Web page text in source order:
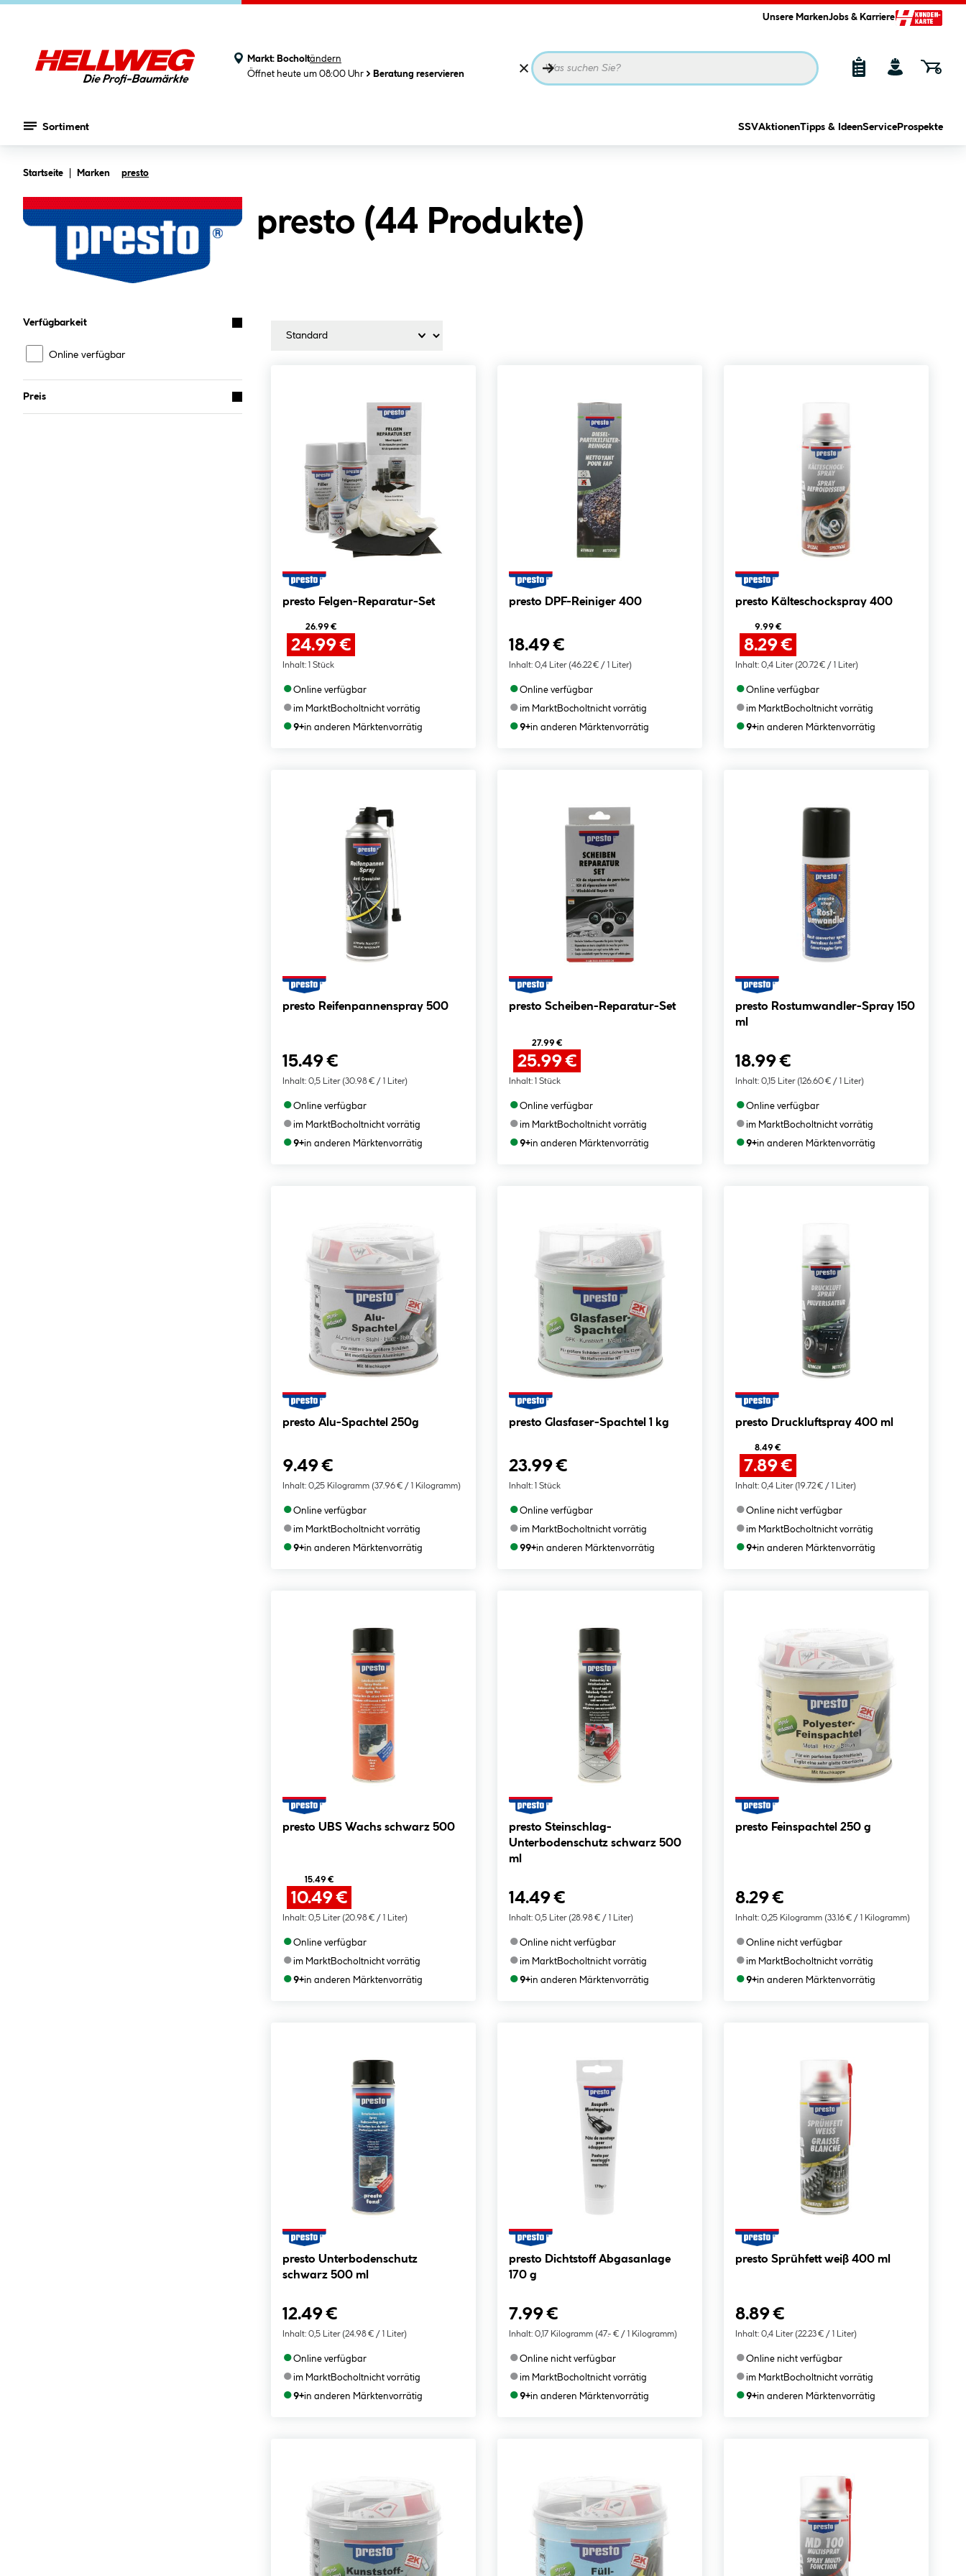
Unsere MarkenJobs & Karriere
Markt: Bocholtändern
Öffnet heute um 08:00 Uhr
Beratung reservieren
Sortiment SSVAktionenTipps & IdeenService Prospekte
Startseite Marken presto
presto (44 Produkte)
Verfügbarkeit
Online verfügbar
Preis
presto Felgen-Reparatur-Set
26.99 €
24.99 €
Inhalt: 1 Stück
●Online verfügbar
●im MarktBocholtnicht vorrätig
●9+in anderen Märktenvorrätig
presto DPF-Reiniger 400
18.49 €
Inhalt: 0,4 Liter (46.22 € / 1 Liter)
●Online verfügbar
●im MarktBocholtnicht vorrätig
●9+in anderen Märktenvorrätig
presto Kälteschockspray 400
9.99 €
8.29 €
Inhalt: 0,4 Liter (20.72 € / 1 Liter)
●Online verfügbar
●im MarktBocholtnicht vorrätig
●9+in anderen Märktenvorrätig
presto Reifenpannenspray 500
15.49 €
Inhalt: 0,5 Liter (30.98 € / 1 Liter)
●Online verfügbar
●im MarktBocholtnicht vorrätig
●9+in anderen Märktenvorrätig
presto Scheiben-Reparatur-Set
27.99 €
25.99 €
Inhalt: 1 Stück
●Online verfügbar
●im MarktBocholtnicht vorrätig
●9+in anderen Märktenvorrätig
presto Rostumwandler-Spray 150
ml
18.99 €
Inhalt: 0,15 Liter (126.60 € / 1 Liter)
●Online verfügbar
●im MarktBocholtnicht vorrätig
●9+in anderen Märktenvorrätig
presto Alu-Spachtel 250g
9.49 €
Inhalt: 0,25 Kilogramm (37.96 € / 1 Kilogramm)
●Online verfügbar
●im MarktBocholtnicht vorrätig
●9+in anderen Märktenvorrätig
presto Glasfaser-Spachtel 1 kg
23.99 €
Inhalt: 1 Stück
●Online verfügbar
●im MarktBocholtnicht vorrätig
●99+in anderen Märktenvorrätig
presto Druckluftspray 400 ml
8.49 €
7.89 €
Inhalt: 0,4 Liter (19.72 € / 1 Liter)
●Online nicht verfügbar
●im MarktBocholtnicht vorrätig
●9+in anderen Märktenvorrätig
presto UBS Wachs schwarz 500
15.49 €
10.49 €
Inhalt: 0,5 Liter (20.98 € / 1 Liter)
●Online verfügbar
●im MarktBocholtnicht vorrätig
●9+in anderen Märktenvorrätig
presto Steinschlag-
Unterbodenschutz schwarz 500
ml
14.49 €
Inhalt: 0,5 Liter (28.98 € / 1 Liter)
●Online nicht verfügbar
●im MarktBocholtnicht vorrätig
●9+in anderen Märktenvorrätig
presto Feinspachtel 250 g
8.29 €
Inhalt: 0,25 Kilogramm (33.16 € / 1 Kilogramm)
●Online nicht verfügbar
●im MarktBocholtnicht vorrätig
●9+in anderen Märktenvorrätig
presto Unterbodenschutz
schwarz 500 ml
12.49 €
Inhalt: 0,5 Liter (24.98 € / 1 Liter)
●Online verfügbar
●im MarktBocholtnicht vorrätig
●9+in anderen Märktenvorrätig
presto Dichtstoff Abgasanlage
170 g
7.99 €
Inhalt: 0,17 Kilogramm (47.- € / 1 Kilogramm)
●Online nicht verfügbar
●im MarktBocholtnicht vorrätig
●9+in anderen Märktenvorrätig
presto Sprühfett weiß 400 ml
8.89 €
Inhalt: 0,4 Liter (22.23 € / 1 Liter)
●Online nicht verfügbar
●im MarktBocholtnicht vorrätig
●9+in anderen Märktenvorrätig